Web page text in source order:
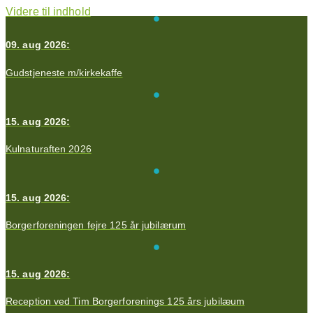
Videre til indhold
09. aug 2026:
Gudstjeneste m/kirkekaffe
15. aug 2026:
Kulnaturaften 2026
15. aug 2026:
Borgerforeningen fejre 125 år jubilærum
15. aug 2026:
Reception ved Tim Borgerforenings 125 års jubilæum